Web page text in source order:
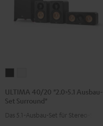
"2.0>5.1"2.0>5.1
ULTIMA 40/20 "2.0>5.1 Ausbau-
Set Surround"
Das 5.1-Ausbau-Set für Stereo-Sets